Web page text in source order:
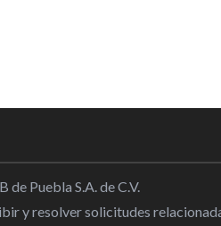
Puebla S.A. de C.V.
y resolver solicitudes